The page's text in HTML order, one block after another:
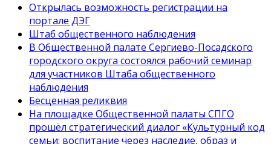
Открылась возможность регистрации на
портале ДЭГ
Штаб общественного наблюдения
В Общественной палате Сергиево-Посадского
городского округа состоялся рабочий семинар
для участников Штаба общественного
наблюдения
Бесценная реликвия
На площадке Общественной палаты СПГО
прошёл стратегический диалог «Культурный код
семьи: воспитание через наследие, образ и